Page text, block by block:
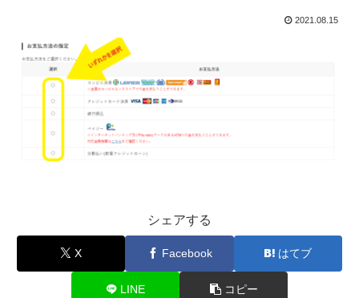
2021.08.15
シェアする
X Facebook はてブ
LINE コピー